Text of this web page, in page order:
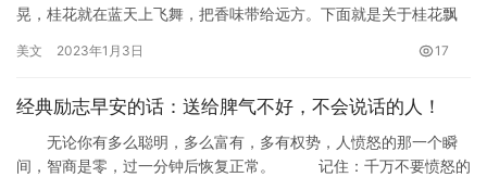
晃，桂花就在蓝天上飞舞，把香味带给远方。下面就是关于桂花飘
美文 2023年1月3日 17
经典励志早安的话：送给脾气不好，不会说话的人！
无论你有多么聪明，多么富有，多有权势，人愤怒的那一个瞬
间，智商是零，过一分钟后恢复正常。 记住：千万不要愤怒的